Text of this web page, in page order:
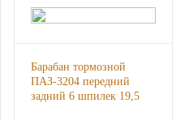
Барабан тормозной
ПАЗ-3204 передний
задний 6 шпилек 19,5